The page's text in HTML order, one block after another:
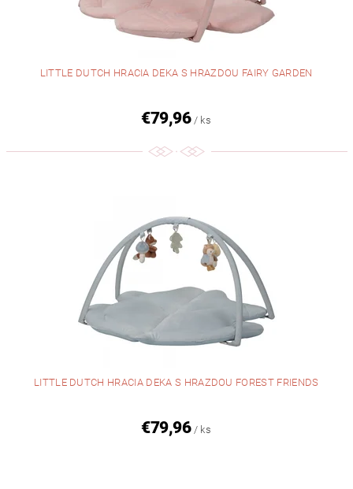
LITTLE DUTCH HRACIA DEKA S HRAZDOU FAIRY GARDEN
€79,96 / ks
LITTLE DUTCH HRACIA DEKA S HRAZDOU FOREST FRIENDS
€79,96 / ks